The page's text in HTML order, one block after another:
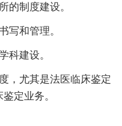
制度建设。
和管理。
建设。
尤其是法医临床鉴定
定业务。